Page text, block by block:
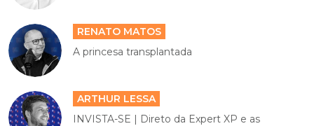
RENATO MATOS
A princesa transplantada
ARTHUR LESSA
INVISTA-SE | Direto da Expert XP e as